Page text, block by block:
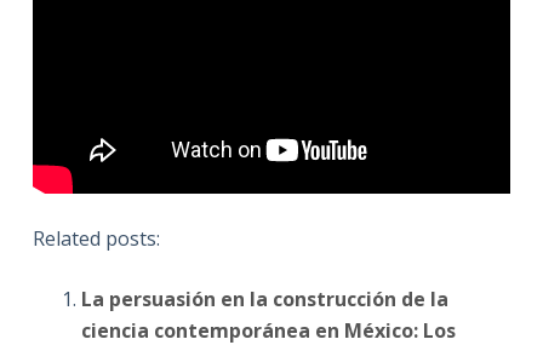
Related posts:
La persuasión en la construcción de la
ciencia contemporánea en México: Los